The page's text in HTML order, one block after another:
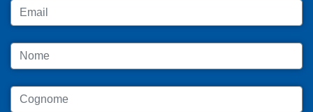
Email
Nome
Cognome